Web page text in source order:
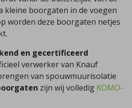
kleine boorgaten in de voegen
worden deze boorgaten netjes
en gecertificeerd
verwerker van Knauf
van spouwmuurisolatie
zijn wij volledig KOMO-